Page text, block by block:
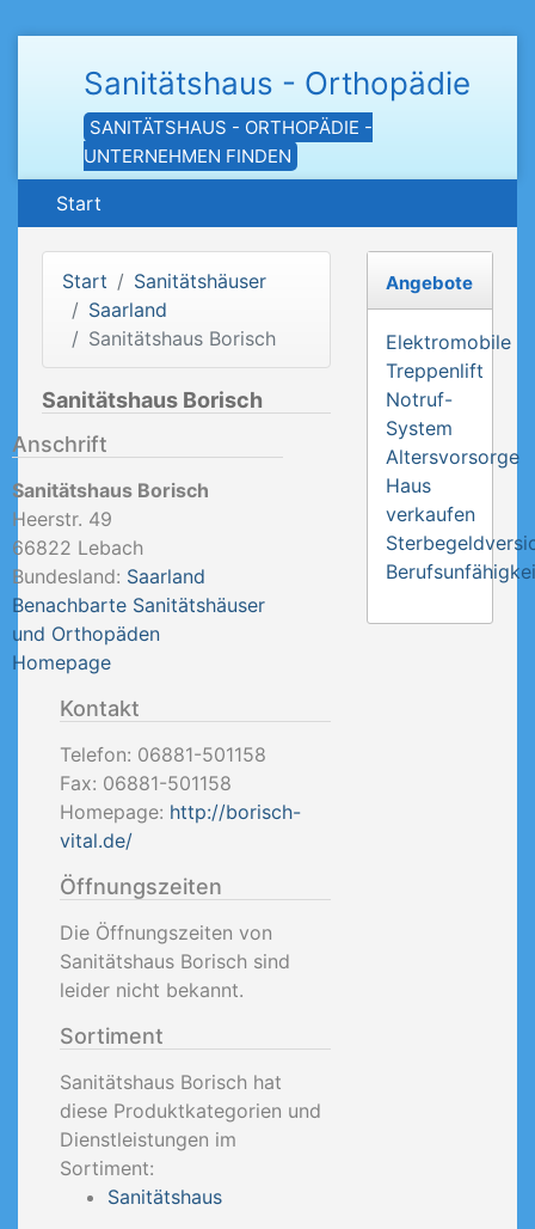
Sanitätshaus - Orthopädie
SANITÄTSHAUS - ORTHOPÄDIE -
UNTERNEHMEN FINDEN
Start
Start
Sanitätshäuser
Saarland
Sanitätshaus Borisch
Sanitätshaus Borisch
Anschrift
Sanitätshaus Borisch
Heerstr. 49
66822 Lebach
Bundesland: Saarland
Benachbarte Sanitätshäuser
und Orthopäden
Homepage
Kontakt
Telefon: 06881-501158
Fax: 06881-501158
Homepage: http://borisch-
vital.de/
Öffnungszeiten
Die Öffnungszeiten von
Sanitätshaus Borisch sind
leider nicht bekannt.
Sortiment
Sanitätshaus Borisch hat
diese Produktkategorien und
Dienstleistungen im
Sortiment:
Sanitätshaus
Angebote
Elektromobile
Treppenlift
Notruf-
System
Altersvorsorge
Haus
verkaufen